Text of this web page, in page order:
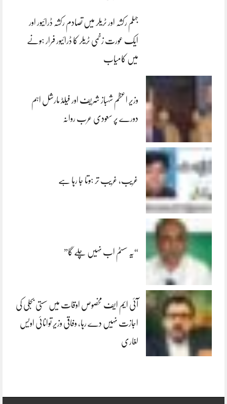
جہلم رکشہ اور ٹریلر میں تصادم رکشہ ڈرائیور اور
ایک عورت زخمی ٹریلر کا ڈرائیور فرار ہونے
میں کامیاب
وزیر اعظم شہباز شریف اور فیلڈ مارشل اہم
دورے پر سعودی عرب روانہ
غریب، غریب تر ہوتا جا رہا ہے
“یہ سسٹم اب نہیں چلے گا”
آئی ایم ایف مخصوص اوقات میں سستی بجلی کی
اجازت نہیں دے رہا، وفاقی وزیر توانائی اویس
لغاری